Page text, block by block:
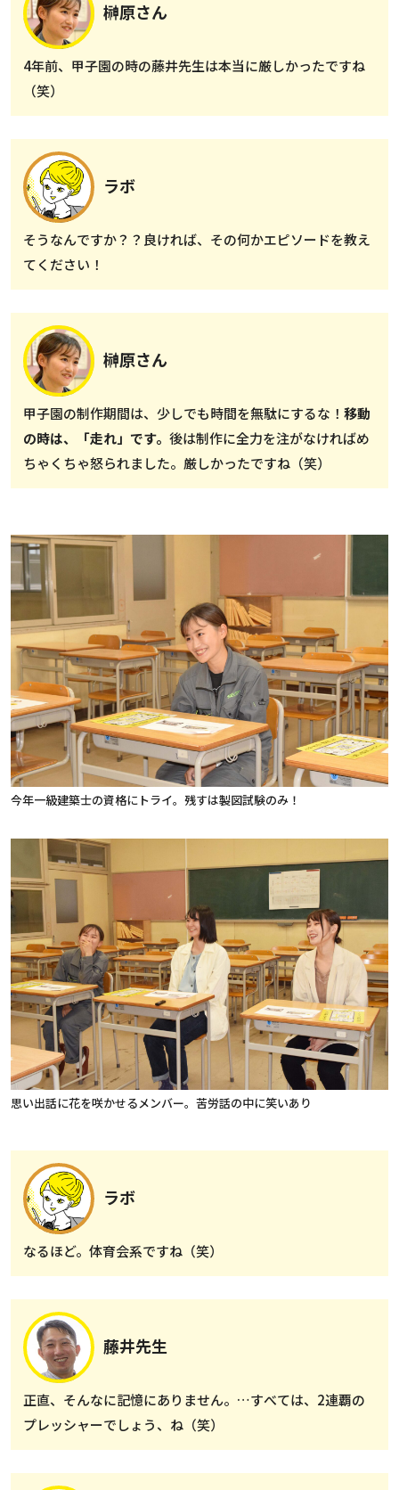
榊原さん
4年前、甲子園の時の藤井先生は本当に厳しかったですね
（笑）
ラボ
そうなんですか？？良ければ、その何かエピソードを教え
てください！
榊原さん
甲子園の制作期間は、少しでも時間を無駄にするな！ 移動
の時は、「走れ」です。 後は制作に全力を注がなければめ
ちゃくちゃ怒られました。厳しかったですね（笑）
今年一級建築士の資格にトライ。残すは製図試験のみ！
思い出話に花を咲かせるメンバー。苦労話の中に笑いあり
ラボ
なるほど。体育会系ですね（笑）
藤井先生
正直、そんなに記憶にありません。…すべては、2連覇の
プレッシャーでしょう、ね（笑）